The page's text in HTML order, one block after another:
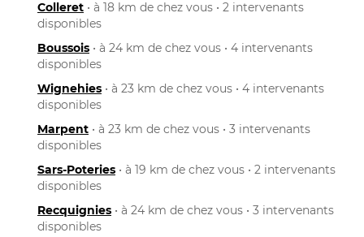
Colleret • à 18 km de chez vous • 2 intervenants
disponibles
Boussois • à 24 km de chez vous • 4 intervenants
disponibles
Wignehies • à 23 km de chez vous • 4 intervenants
disponibles
Marpent • à 23 km de chez vous • 3 intervenants
disponibles
Sars-Poteries • à 19 km de chez vous • 2 intervenants
disponibles
Recquignies • à 24 km de chez vous • 3 intervenants
disponibles